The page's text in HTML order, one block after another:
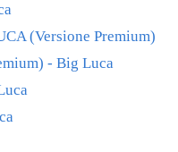
(Versione Premium)
- Big Luca